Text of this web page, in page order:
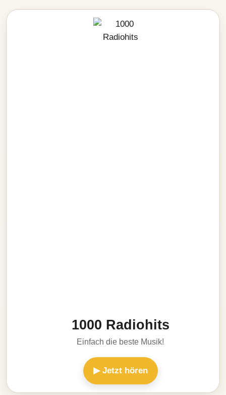
1000 Radiohits
Einfach die beste Musik!
▶ Jetzt hören